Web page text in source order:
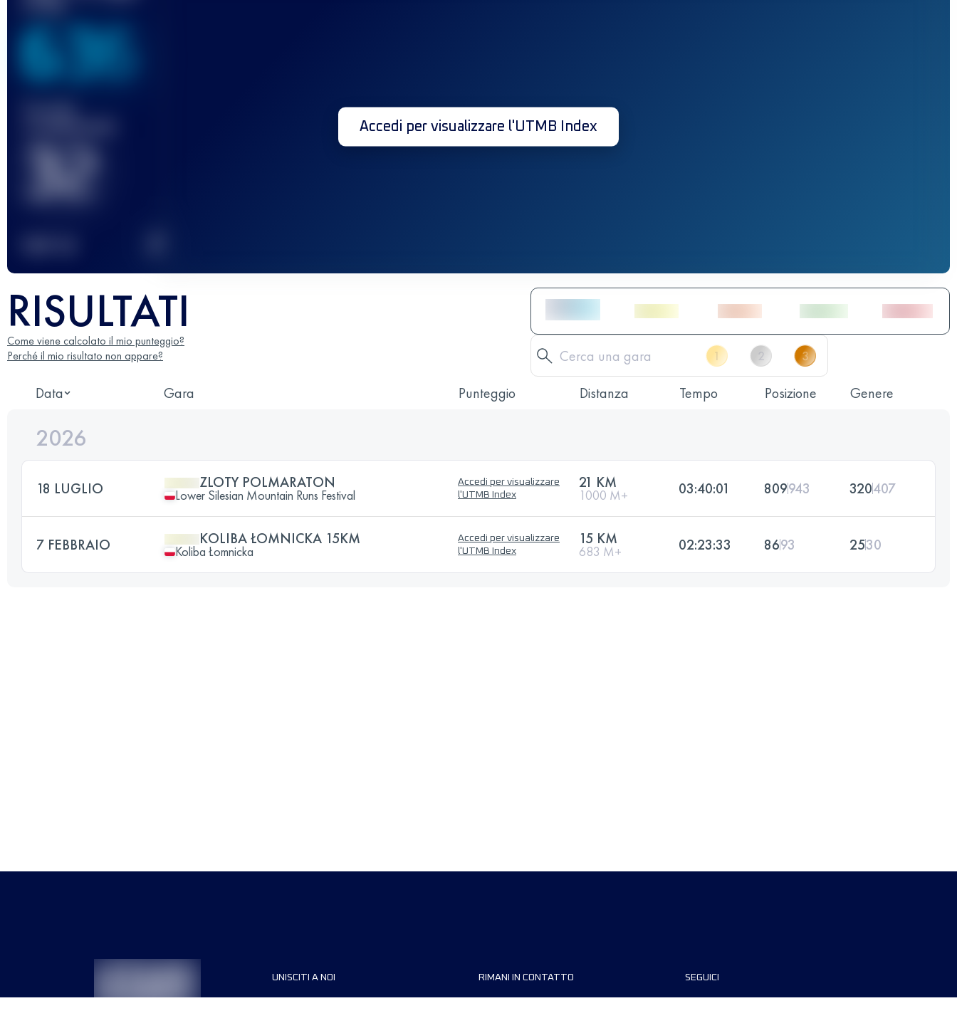
636
Gara(e)
32
Accedi per visualizzare l'UTMB Index
RISULTATI
Come viene calcolato il mio punteggio?
Perché il mio risultato non appare?
Data Gara Punteggio Distanza Tempo Posizione Genere
2026
18 LUGLIO ZLOTY POLMARATON
Lower Silesian Mountain Runs Festival
Accedi per visualizzare
l'UTMB Index
21 KM
1000 M+ 03:40:01 809943 320407
7 FEBBRAIO KOLIBA ŁOMNICKA 15KM
Koliba Łomnicka
Accedi per visualizzare
l'UTMB Index
15 KM
683 M+ 02:23:33 8693 2530
UNISCITI A NOI RIMANI IN CONTATTO SEGUICI